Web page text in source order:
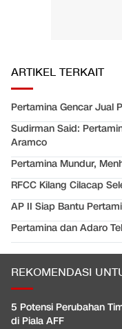
ARTIKEL TERKAIT
Pertamina Gencar Jual
Sudirman Said:
Aramco
Pertamina Mundur,
RFCC Kilang Cilacap
AP II Siap Bantu
Pertamina dan Adaro
REKOMENDASI
5 Potensi Perubahan
di Piala AFF